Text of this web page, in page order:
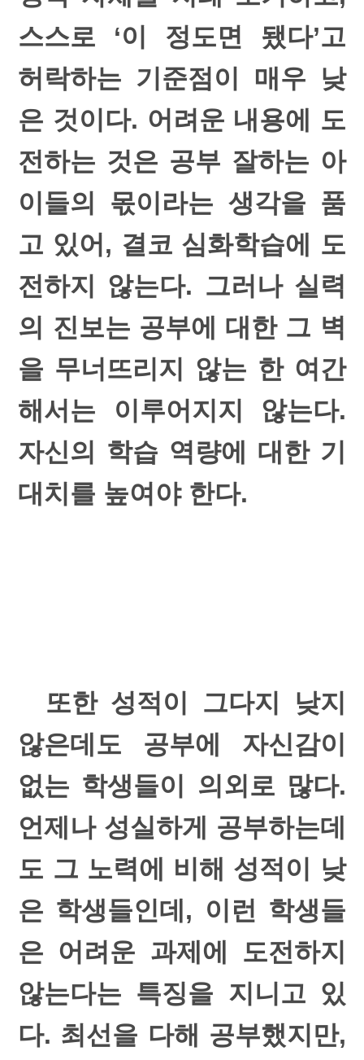
스스로 ‘이 정도면 됐다’고
허락하는 기준점이 매우 낮
은 것이다. 어려운 내용에 도
전하는 것은 공부 잘하는 아
이들의 몫이라는 생각을 품
고 있어, 결코 심화학습에 도
전하지 않는다. 그러나 실력
의 진보는 공부에 대한 그 벽
을 무너뜨리지 않는 한 여간
해서는 이루어지지 않는다.
자신의 학습 역량에 대한 기
대치를 높여야 한다.
또한 성적이 그다지 낮지
않은데도 공부에 자신감이
없는 학생들이 의외로 많다.
언제나 성실하게 공부하는데
도 그 노력에 비해 성적이 낮
은 학생들인데, 이런 학생들
은 어려운 과제에 도전하지
않는다는 특징을 지니고 있
다. 최선을 다해 공부했지만,